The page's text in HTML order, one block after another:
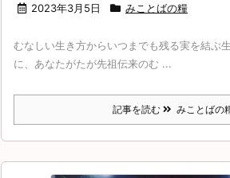
2023年3月5日 みことばの糧
むなしい生き方からいつまでも残る実を結ぶ
に、あなたがたが先祖伝来のむ ...
記事を読む みことばの